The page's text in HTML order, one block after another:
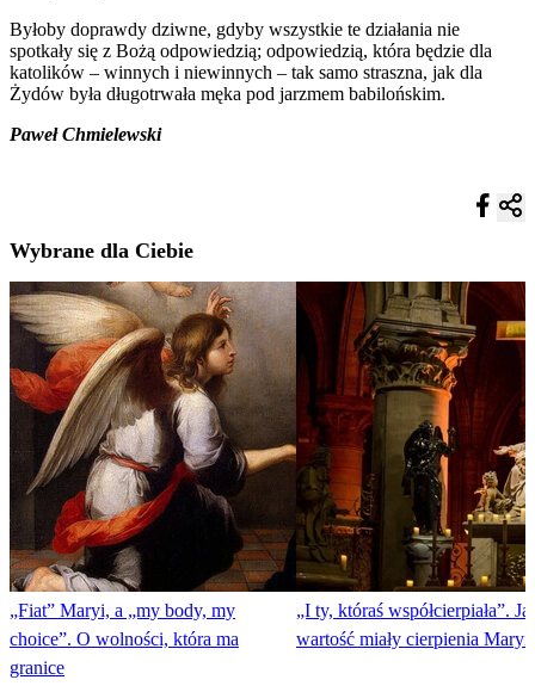
Byłoby doprawdy dziwne, gdyby wszystkie te działania nie
spotkały się z Bożą odpowiedzią; odpowiedzią, która będzie dla
katolików – winnych i niewinnych – tak samo straszna, jak dla
Żydów była długotrwała męka pod jarzmem babilońskim.
Paweł Chmielewski
Wybrane dla Ciebie
„Fiat” Maryi, a „my body, my
choice”. O wolności, która ma
granice
„I ty, któraś współcierpiała”.
wartość miały cierpienia